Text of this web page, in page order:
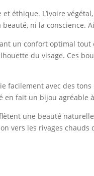
éthique. L’ivoire
ni la conscience.
un confort optimal
du visage. Ces
facilement avec des
en fait un bijou agréable
une beauté
vers les rivages